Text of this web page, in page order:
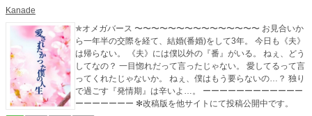
Kanade
✯オメガバース 〜〜〜〜〜〜〜〜〜〜〜〜〜〜〜 お見合いか
ら一年半の交際を経て、結婚(番婚)をして3年。 今日も《夫》
は帰らない。 《夫》には僕以外の『番』がいる。 ねぇ、どう
してなの？ 一目惚れだって言ったじゃない。 愛してるって言
ってくれたじゃないか。 ねぇ、僕はもう要らないの…？ 独り
で過ごす『発情期』は辛いよ…。 ーーーーーーーーーーーー
ーーーーーーー ✻改稿版を他サイトにて投稿公開中です。